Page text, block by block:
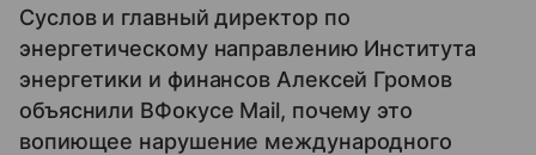
Суслов и главный директор по
энергетическому направлению Института
энергетики и финансов Алексей Громов
объяснили ВФокусе Mail, почему это
вопиющее нарушение международного